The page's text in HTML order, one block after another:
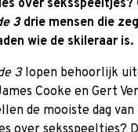
over
3drie mensen die
wie de skileraar is.
3lopen behoorlijk
Cooke en Gert
de mooiste dag